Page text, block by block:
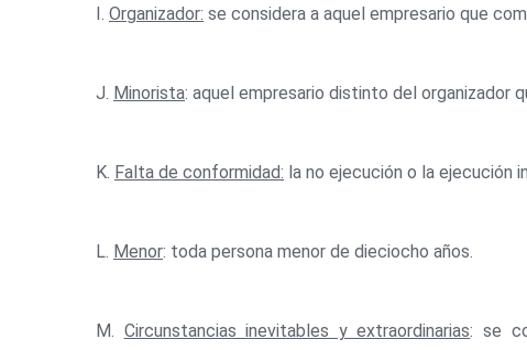
I. Organizador: se considera a aquel empresario que
J. Minorista: aquel empresario distinto del organizador
K. Falta de conformidad: la no ejecución o la ejecución
L. Menor: toda persona menor de dieciocho años.
M. Circunstancias inevitables y extraordinarias: se